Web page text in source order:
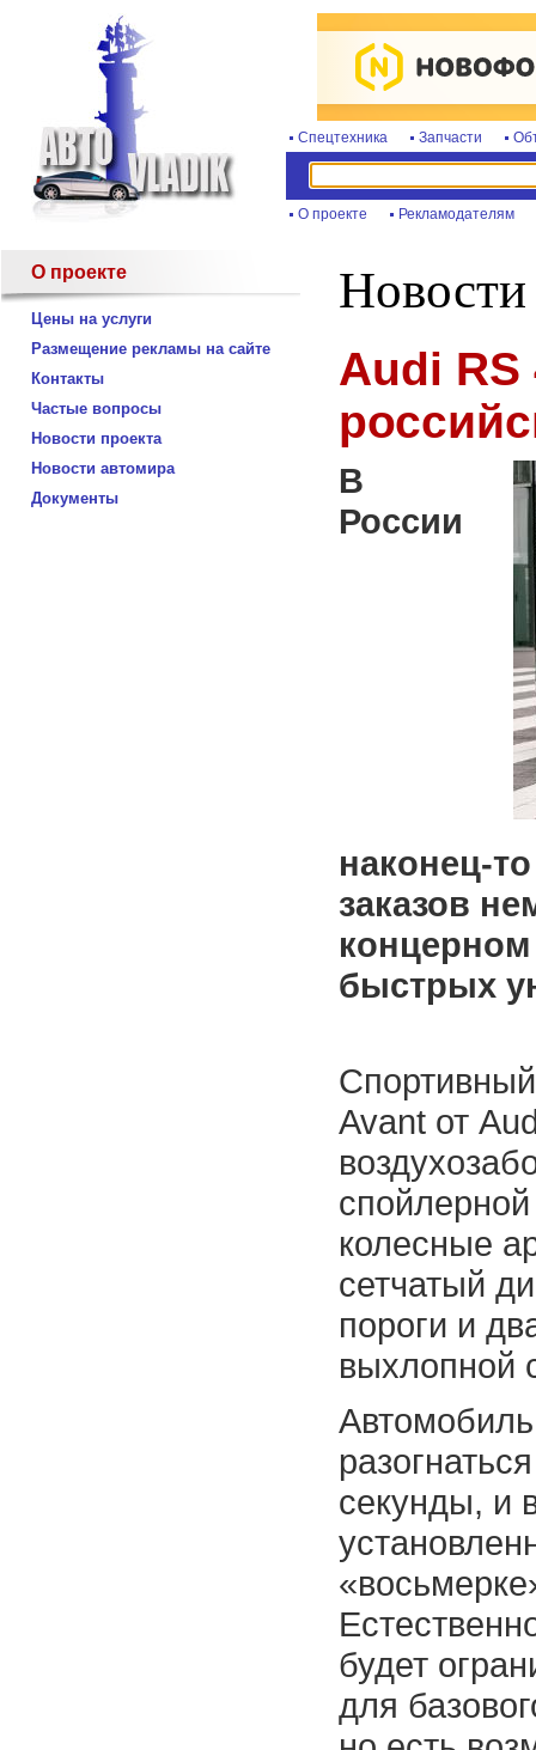
Спецтехника Запчасти
О проекте Рекламодателям
О проекте
Цены на услуги
Размещение рекламы на сайте
Контакты
Частые вопросы
Новости проекта
Новости автомира
Документы
Новости
Audi RS
В
России
наконец-
заказов
быстрых
Avant от
колесные
сетчатый
пороги и
выхлопной
секунды, и
будет
для